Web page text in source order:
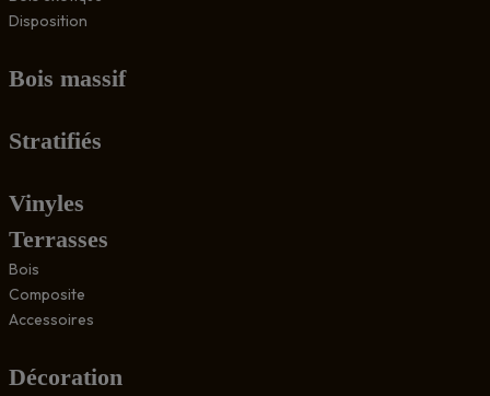
Disposition
Bois massif
Stratifiés
Vinyles
Terrasses
Bois
Composite
Accessoires
Décoration